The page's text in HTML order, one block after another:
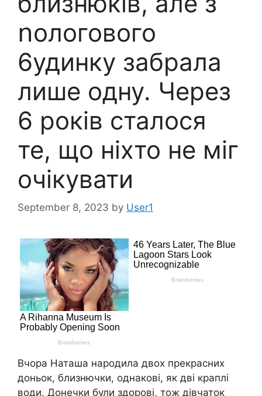
ոологового
6удинку забрала
лише одну. Через
6 років сталося
те, що ніхто не міг
очікувати
September 8, 2023 by User1
Вчора Наташа нapoдила двох прекрасних
доньок, близнючки, однакові, як дві краплі
води. Донечки були здорові, тож дівчаток